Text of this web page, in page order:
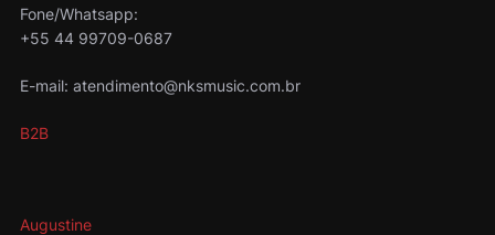
Fone/Whatsapp:
+55 44 99709-0687
E-mail: atendimento@nksmusic.com.br
B2B
Augustine